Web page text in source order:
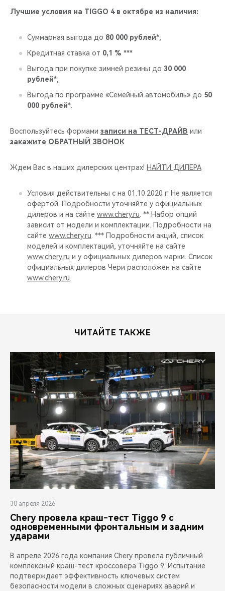
Лучшие условия на TIGGO 4 в октябре из наличия:
Суммарная выгода до 80 000 рублей*;
Кредитная ставка от 0,1 % ***
Выгода при покупке зимней резины до 30 000
рублей*;
Выгода по программе «Семейный автомобиль» до 50
000 рублей*.
Воспользуйтесь формами записи на ТЕСТ-ДРАЙВ или
закажите ОБРАТНЫЙ ЗВОНОК
Ждем Вас в наших дилерских центрах! НАЙТИ ДИЛЕРА
Условия действительны с на 01.10.2020 г. Не является
офертой. Подробности уточняйте у официальных
дилеров и на сайте www.chery.ru . ** Набор опций
зависит от модели и комплектации. Подробности на
сайте www.chery.ru . *** Подробности акций, список
моделей и комплектаций, уточняйте на сайте
www.chery.ru и у официальных дилеров марки. Список
официальных дилеров Чери расположен на сайте
www.chery.ru
ЧИТАЙТЕ ТАКЖЕ
30 апреля 2026
Chery провела краш-тест Tiggo 9 с
одновременными фронтальным и задним
ударами
В апреле 2026 года компания Chery провела публичный
комплексный краш-тест кроссовера Tiggo 9. Испытание
подтверждает эффективность ключевых систем
безопасности модели в сложных сценариях аварий и